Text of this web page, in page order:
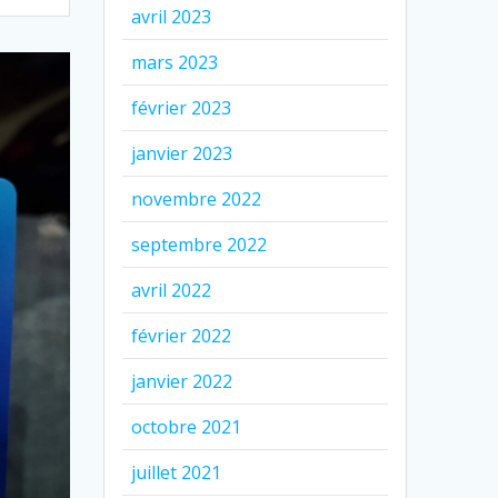
avril 2023
mars 2023
février 2023
janvier 2023
novembre 2022
septembre 2022
avril 2022
février 2022
janvier 2022
octobre 2021
juillet 2021